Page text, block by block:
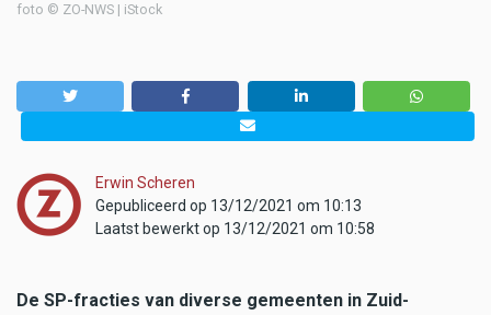
foto © ZO-NWS | iStock
Erwin Scheren
Gepubliceerd op 13/12/2021 om 10:13
Laatst bewerkt op 13/12/2021 om 10:58
De SP-fracties van diverse gemeenten in Zuid-